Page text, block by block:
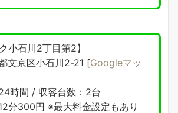
小石川2丁目第2】
文京区小石川2-21 [Googleマッ
時間 / 収容台数：2台
分300円 ※最大料金設定もあり